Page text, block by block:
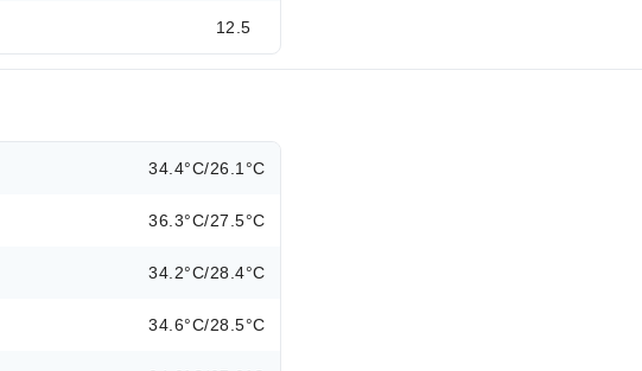
12.5
34.4°C/26.1°C
36.3°C/27.5°C
34.2°C/28.4°C
34.6°C/28.5°C